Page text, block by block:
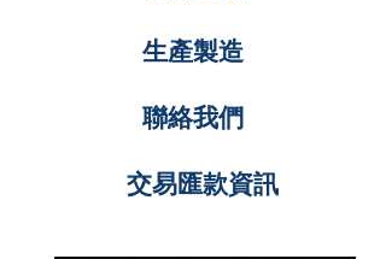
生產製造
聯絡我們
交易匯款資訊